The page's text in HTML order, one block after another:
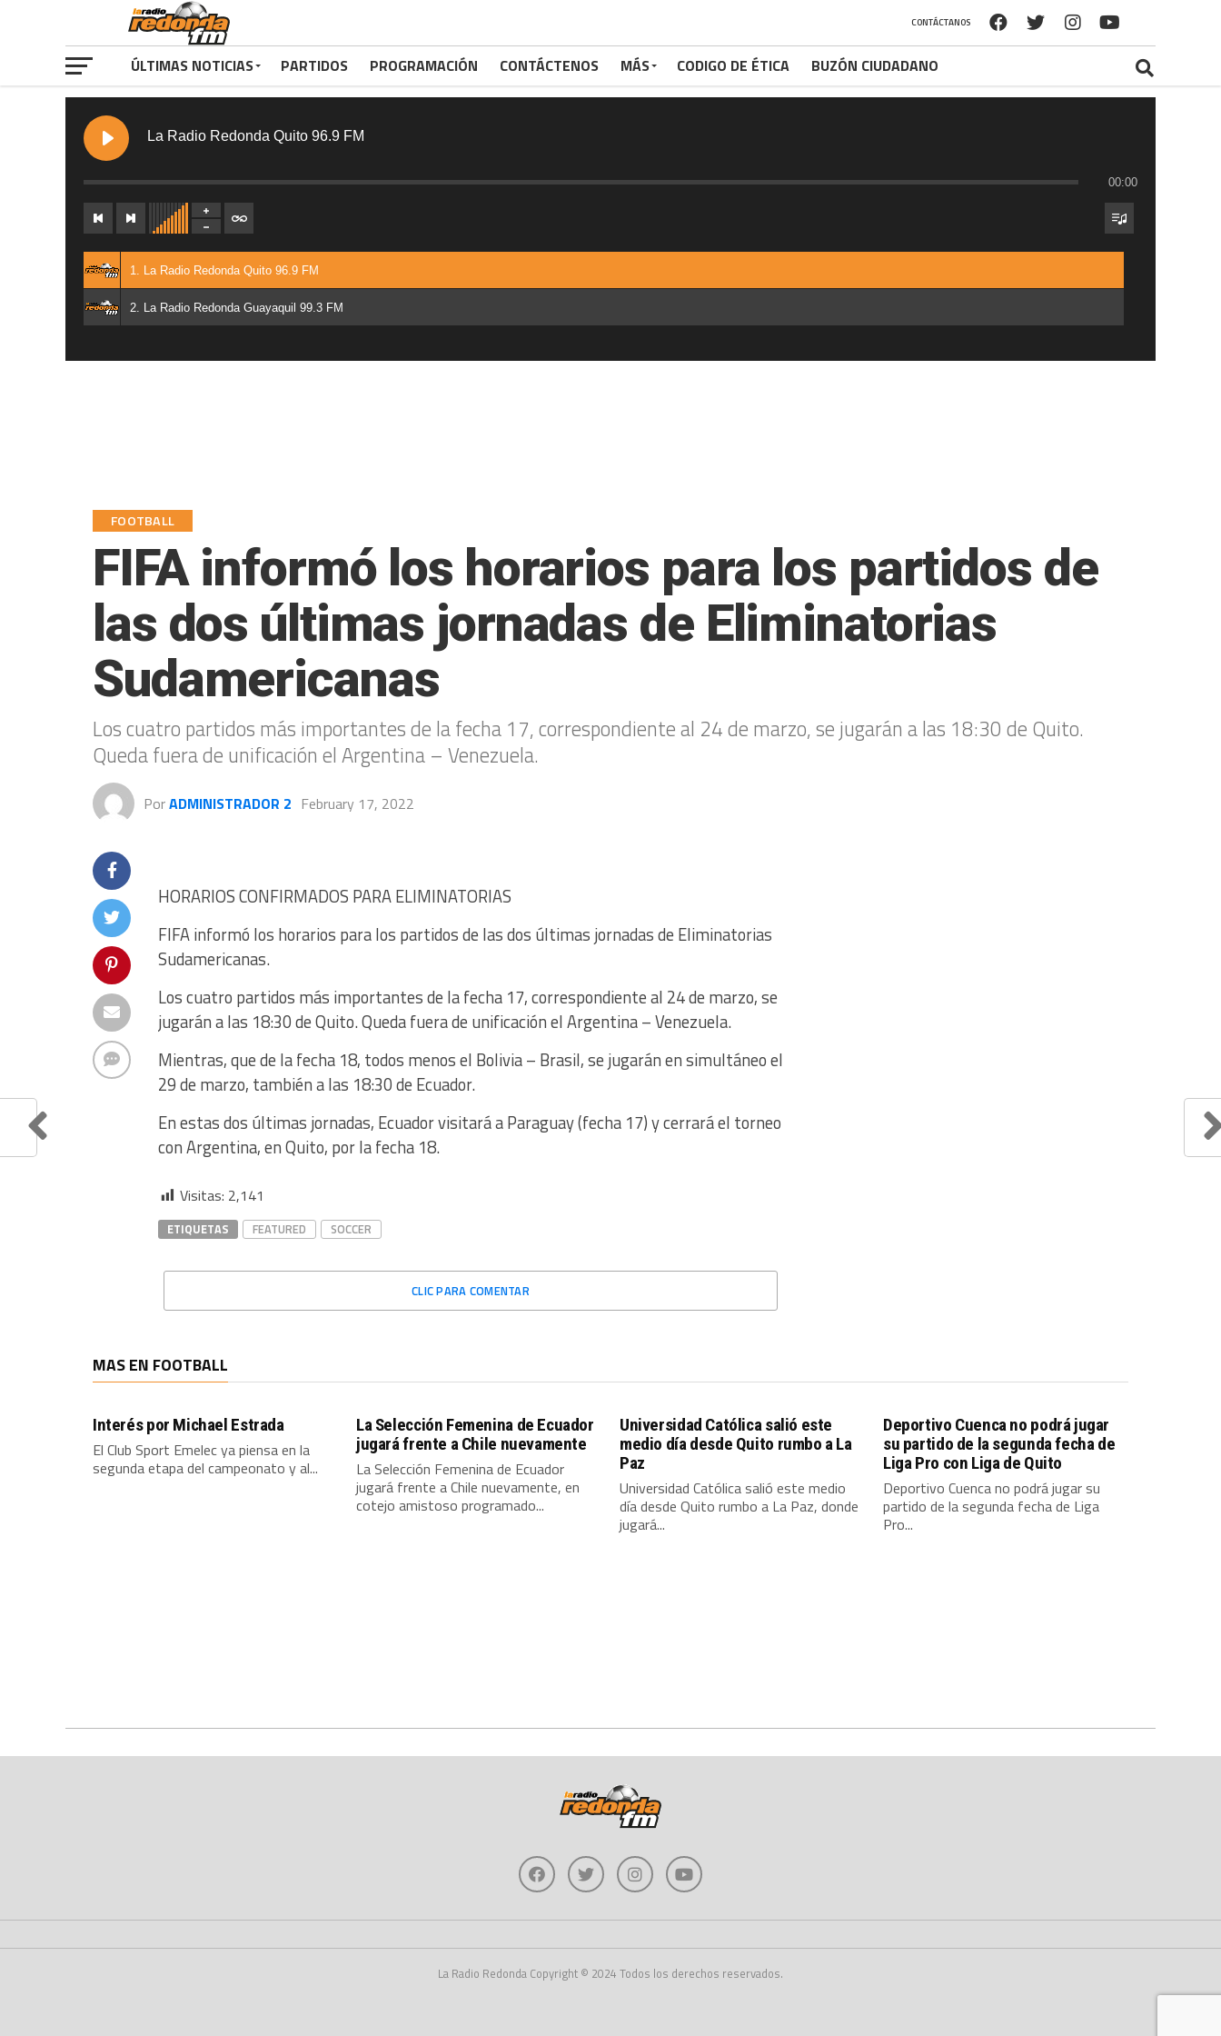
La Radio Redonda Quito 96.9 FM
00:00
1. La Radio Redonda Quito 96.9 FM
2. La Radio Redonda Guayaquil 99.3 FM
CONTÁCTANOS
ÚLTIMAS NOTICIAS PARTIDOS PROGRAMACIÓN CONTÁCTENOS MÁS CODIGO DE ÉTICA BUZÓN CIUDADANO
FOOTBALL
FIFA informó los horarios para los partidos de
las dos últimas jornadas de Eliminatorias
Sudamericanas
Los cuatro partidos más importantes de la fecha 17, correspondiente al 24 de marzo, se jugarán a las 18:30 de Quito.
Queda fuera de unificación el Argentina – Venezuela.
PorADMINISTRADOR 2 February 17, 2022
HORARIOS CONFIRMADOS PARA ELIMINATORIAS
FIFA informó los horarios para los partidos de las dos últimas jornadas de Eliminatorias
Sudamericanas.
Los cuatro partidos más importantes de la fecha 17, correspondiente al 24 de marzo, se
jugarán a las 18:30 de Quito. Queda fuera de unificación el Argentina – Venezuela.
Mientras, que de la fecha 18, todos menos el Bolivia – Brasil, se jugarán en simultáneo el
29 de marzo, también a las 18:30 de Ecuador.
En estas dos últimas jornadas, Ecuador visitará a Paraguay (fecha 17) y cerrará el torneo
con Argentina, en Quito, por la fecha 18.
Visitas: 2,141
ETIQUETAS FEATURED SOCCER
CLIC PARA COMENTAR
MAS EN FOOTBALL
Interés por Michael Estrada
El Club Sport Emelec ya piensa en la
segunda etapa del campeonato y al...
La Selección Femenina de Ecuador
jugará frente a Chile nuevamente
La Selección Femenina de Ecuador
jugará frente a Chile nuevamente, en
cotejo amistoso programado...
Universidad Católica salió este
medio día desde Quito rumbo a La
Paz
Universidad Católica salió este medio
día desde Quito rumbo a La Paz, donde
jugará...
Deportivo Cuenca no podrá jugar
su partido de la segunda fecha de
Liga Pro con Liga de Quito
Deportivo Cuenca no podrá jugar su
partido de la segunda fecha de Liga
Pro...
La Radio Redonda Copyright © 2024 Todos los derechos reservados.